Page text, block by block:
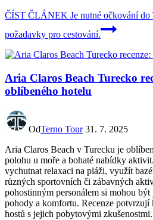
ČÍST ČLÁNEK Je nutné očkování
požadavky pro cestování.
Aria Claros Beach Turecko
oblíbeného hotelu
OdTerno Tour 31. 7. 2025
Aria Claros Beach v Turecku je
polohu u moře a bohaté nabídky
vychutnat relaxaci na pláži, využít
různých sportovních či zábavných
pohostinným personálem si mohou
pohody a komfortu. Recenze potvrzují
hostů s jejich pobytovými zkušenostmi.